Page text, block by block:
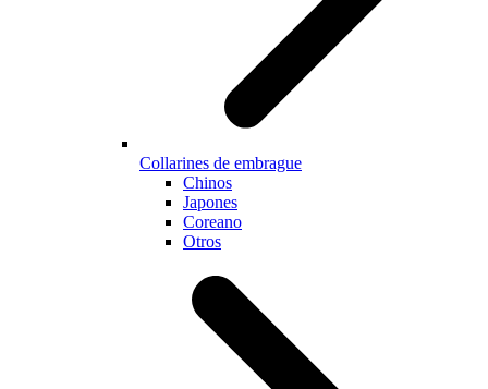
Collarines de embrague
Chinos
Japones
Coreano
Otros